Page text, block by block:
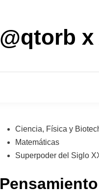
@qtorb
Publicado
en
Ciencia, Física y
Matemáticas
Superpoder del Siglo